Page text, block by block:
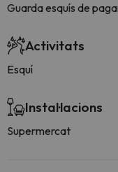
Guarda esquís de
Activitats
Esquí
Instal·lacions
Supermercat